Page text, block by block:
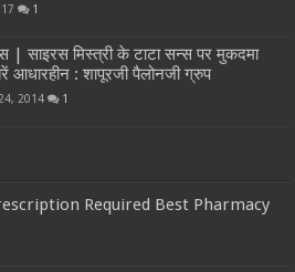
1
| साइरस मिस्त्री के टाटा सन्स पर मुकदमा
आधारहीन : शापूरजी पैलोनजी ग्रुप
2014 1
Required Best Pharmacy